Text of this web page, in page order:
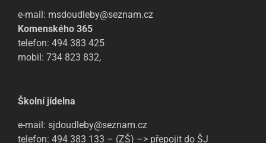
e-mail: msdoudleby@seznam.cz
Komenského 365
telefon: 494 383 425
mobil: 734 823 832,
Školní jídelna
e-mail: sjdoudleby@seznam.cz
telefon: 494 383 133 – (ZŠ) –> přepojit do ŠJ